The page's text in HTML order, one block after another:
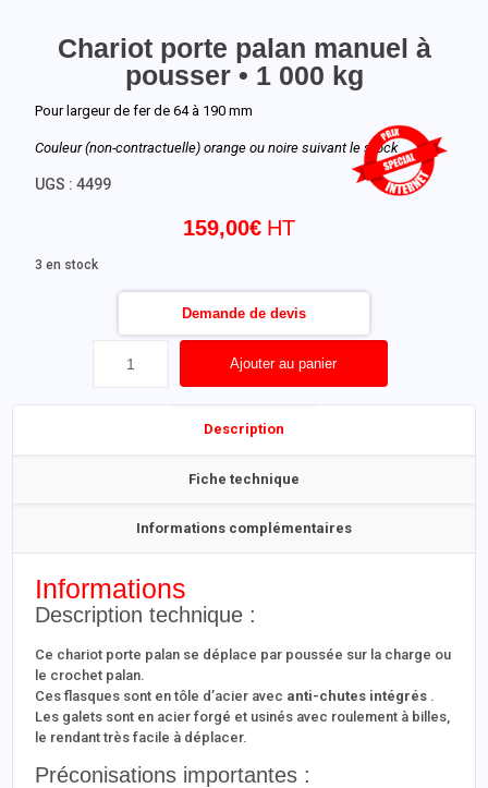
Chariot porte palan manuel à
pousser • 1 000 kg
159,00€
Pour largeur de fer de 64 à 190 mm
Couleur (non-contractuelle) orange ou noire suivant le stock
3 en stock
Ajouter au panier
Demande de devis
UGS :4499
Description
Fiche technique
Informations complémentaires
Informations
Description technique :
Ce chariot porte palan se déplace par poussée sur la charge ou
le crochet palan.
Ces flasques sont en tôle d’acier avec anti-chutes intégrés
Les galets sont en acier forgé et usinés avec roulement à billes,
le rendant très facile à déplacer.
Préconisations importantes :